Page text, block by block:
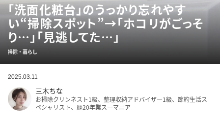
「洗面化粧台」のうっかり忘れやす
い“掃除スポット”→「ホコリがごっそ
り…」「見逃してた…」
掃除・暮らし
2025.03.11
三木ちな
お掃除クリンネスト1級、整理収納アドバイザー1級、節約生活ス
ペシャリスト、歴20年業スーマニア